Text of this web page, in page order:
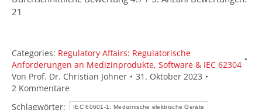
21
Categories: Regulatory Affairs: Regulatorische
Anforderungen an Medizinprodukte, Software & IEC 62304
Von Prof. Dr. Christian Johner
31. Oktober 2023
2 Kommentare
Schlagwörter:
IEC 60601-1: Medizinische elektrische Geräte